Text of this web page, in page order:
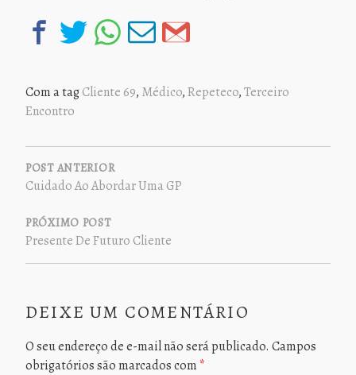
Com a tagCliente 69, Médico,Repeteco,Terceiro
Encontro
NAVEGAÇÃO
DE
POST
POST ANTERIOR
Cuidado Ao Abordar Uma GP
PRÓXIMO POST
Presente De Futuro Cliente
DEIXE UM COMENTÁRIO
O seu endereço de e-mail não será publicado. Campos
obrigatórios são marcados com *